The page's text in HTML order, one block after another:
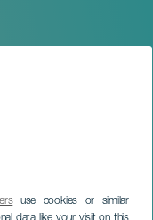
use cookies or similar